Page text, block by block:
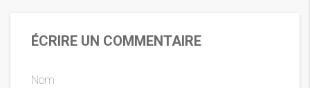
ÉCRIRE UN COMMENTAIRE
Nom